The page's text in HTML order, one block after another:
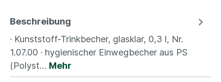
Beschreibung
· Kunststoff-Trinkbecher, glasklar, 0,3 l, Nr.
1.07.00 · hygienischer Einwegbecher aus PS
(Polyst… Mehr